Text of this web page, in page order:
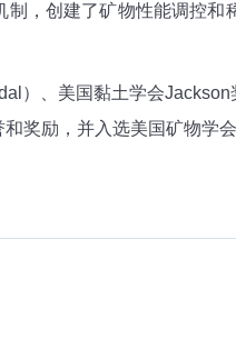
，创建了矿物性能调控
、美国黏土学会Jackson
奖励，并入选美国矿物学会